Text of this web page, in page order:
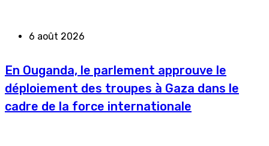
6 août 2026
En Ouganda, le parlement approuve le
déploiement des troupes à Gaza dans le
cadre de la force internationale